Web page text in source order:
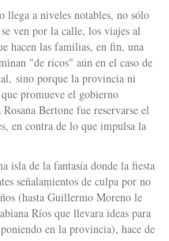
llega a niveles notables, no sólo
ven por la calle, los viajes al
hacen las familias, en fin, una
"de ricos" aún en el caso de
sino porque la provincia ni
promueve el gobierno
Bertone fue reservarse el
en contra de lo que impulsa la
isla de la fantasía donde la fiesta
señalamientos de culpa por no
(hasta Guillermo Moreno le
Ríos que llevara ideas para
en la provincia), hace de